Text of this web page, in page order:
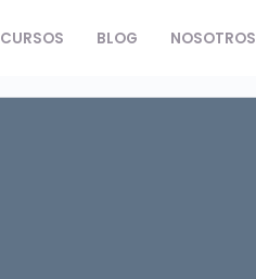
CURSOS BLOG NOSOTROS